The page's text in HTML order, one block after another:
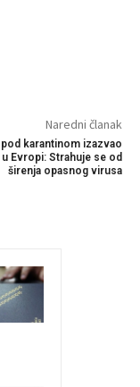
Naredni članak
karantinom izazvao
u Evropi: Strahuje se od
širenja opasnog virusa